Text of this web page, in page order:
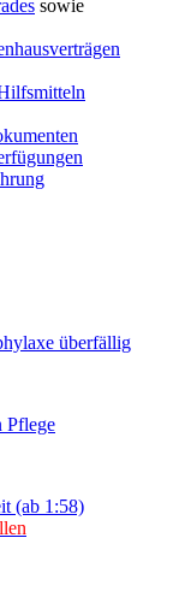
sowie
überfällig
Pflege
(ab 1:58)